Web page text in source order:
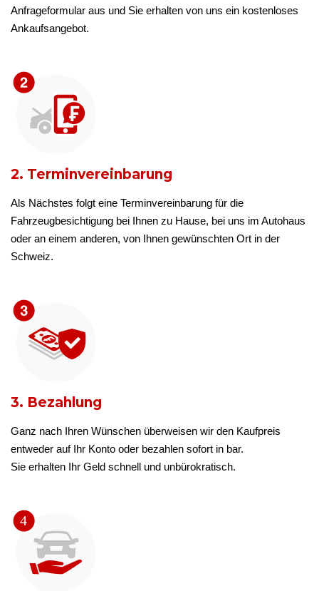
Anfrageformular aus und Sie erhalten von uns ein kostenloses
Ankaufsangebot.
2. Terminvereinbarung
Als Nächstes folgt eine Terminvereinbarung für die
Fahrzeugbesichtigung bei Ihnen zu Hause, bei uns im Autohaus
oder an einem anderen, von Ihnen gewünschten Ort in der
Schweiz.
3. Bezahlung
Ganz nach Ihren Wünschen überweisen wir den Kaufpreis
entweder auf Ihr Konto oder bezahlen sofort in bar.
Sie erhalten Ihr Geld schnell und unbürokratisch.